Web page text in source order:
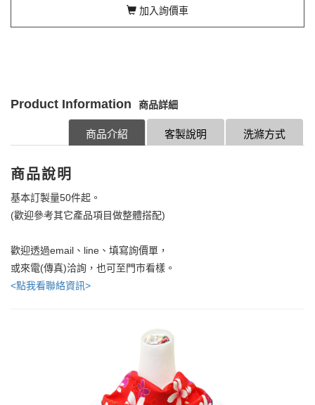
加入詢價車
Product Information 商品詳細
洗滌方式
客製說明
商品介紹
商品說明
基本訂製量50件起。
(歡迎參考其它產品項目做整體搭配)
歡迎透過email、line、填寫詢價單，
或來電(傳真)洽詢，也可至門市看樣。
<點我看聯絡資訊>